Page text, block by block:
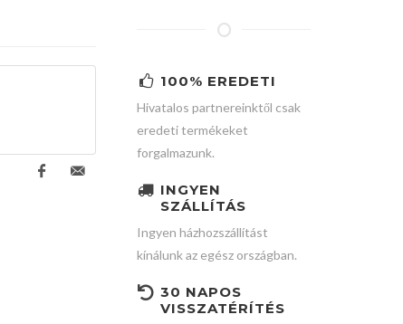
100% EREDETI
Hivatalos partnereinktől csak
eredeti termékeket
forgalmazunk.
INGYEN
SZÁLLÍTÁS
Ingyen házhozszállítást
kínálunk az egész országban.
30 NAPOS
VISSZATÉRÍTÉS